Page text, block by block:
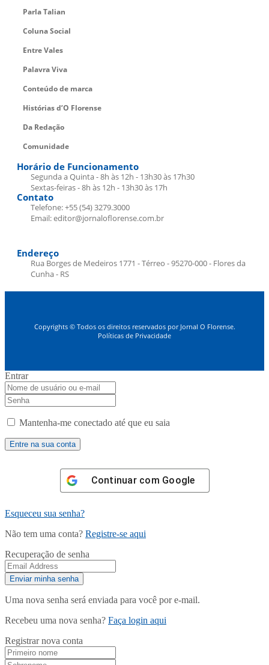
Parla Talian
Coluna Social
Entre Vales
Palavra Viva
Conteúdo de marca
Histórias d’O Florense
Da Redação
Comunidade
Horário de Funcionamento
Segunda a Quinta - 8h às 12h - 13h30 às 17h30
Sextas-feiras - 8h às 12h - 13h30 às 17h
Contato
Telefone: +55 (54) 3279.3000
Email: editor@jornaloflorense.com.br
Endereço
Rua Borges de Medeiros 1771 - Térreo - 95270-000 - Flores da
Cunha - RS
Copyrights © Todos os direitos reservados por Jornal O Florense.
Políticas de Privacidade
Entrar
Mantenha-me conectado até que eu saia
Continuar com Google
Esqueceu sua senha?
Não tem uma conta? Registre-se aqui
Recuperação de senha
Uma nova senha será enviada para você por e-mail.
Recebeu uma nova senha? Faça login aqui
Registrar nova conta